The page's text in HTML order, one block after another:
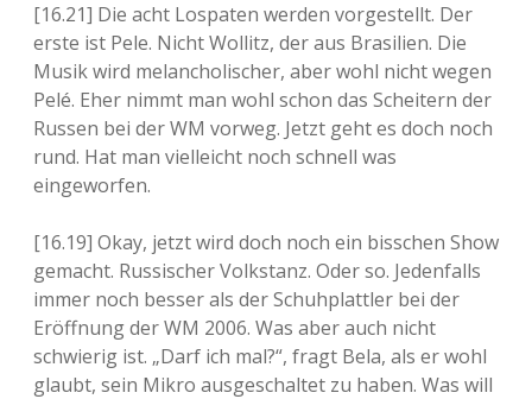
[16.21] Die acht Lospaten werden vorgestellt. Der
erste ist Pele. Nicht Wollitz, der aus Brasilien. Die
Musik wird melancholischer, aber wohl nicht wegen
Pelé. Eher nimmt man wohl schon das Scheitern der
Russen bei der WM vorweg. Jetzt geht es doch noch
rund. Hat man vielleicht noch schnell was
eingeworfen.
[16.19] Okay, jetzt wird doch noch ein bisschen Show
gemacht. Russischer Volkstanz. Oder so. Jedenfalls
immer noch besser als der Schuhplattler bei der
Eröffnung der WM 2006. Was aber auch nicht
schwierig ist. „Darf ich mal?“, fragt Bela, als er wohl
glaubt, sein Mikro ausgeschaltet zu haben. Was will